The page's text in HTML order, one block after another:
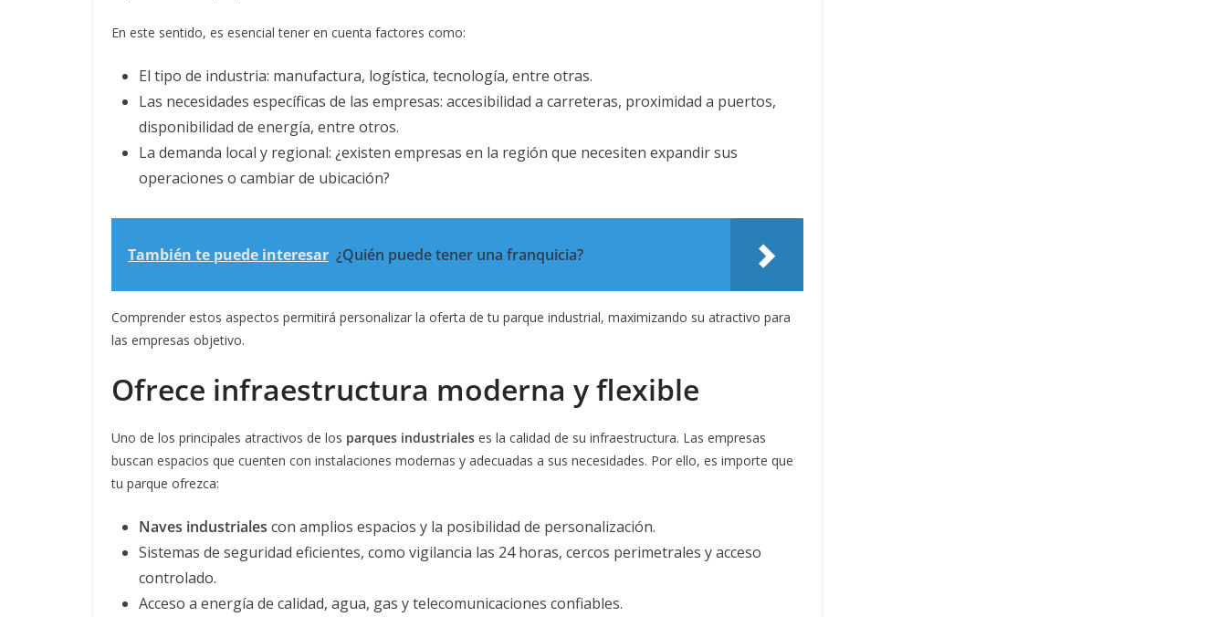
En este sentido, es esencial tener en cuenta factores como:
El tipo de industria: manufactura, logística, tecnología, entre otras.
Las necesidades específicas de las empresas: accesibilidad a carreteras, proximidad a puertos,
disponibilidad de energía, entre otros.
La demanda local y regional: ¿existen empresas en la región que necesiten expandir sus
operaciones o cambiar de ubicación?
También te puede interesar ¿Quién puede tener una franquicia?
Comprender estos aspectos permitirá personalizar la oferta de tu parque industrial, maximizando su atractivo para
las empresas objetivo.
Ofrece infraestructura moderna y flexible
Uno de los principales atractivos de los parques industriales es la calidad de su infraestructura. Las empresas
buscan espacios que cuenten con instalaciones modernas y adecuadas a sus necesidades. Por ello, es importe que
tu parque ofrezca:
Naves industriales con amplios espacios y la posibilidad de personalización.
Sistemas de seguridad eficientes, como vigilancia las 24 horas, cercos perimetrales y acceso
controlado.
Acceso a energía de calidad, agua, gas y telecomunicaciones confiables.